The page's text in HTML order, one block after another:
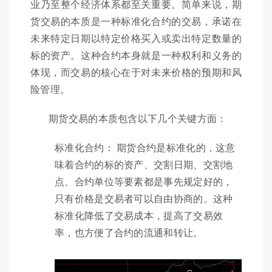
业乃至整个经济体系都至关重要。简单来说，期
货交易的本质是一种标准化合约的交易，承诺在
未来特定日期以特定价格买入或卖出特定数量的
标的资产。这种合约本身就是一种权利和义务的
体现，而交易的核心在于对未来价格的预期和风
险管理。
期货交易的本质包含以下几个关键方面：
标准化合约： 期货合约是标准化的，这意
味着合约的标的资产、交割日期、交割地
点、合约单位等要素都是事先规定好的，
只有价格是交易者可以自由协商的。这种
标准化降低了交易成本，提高了交易效
率，也方便了合约的流通和转让。